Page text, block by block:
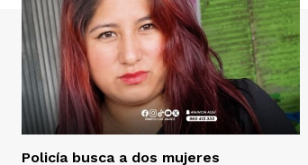
Policía busca a dos mujeres